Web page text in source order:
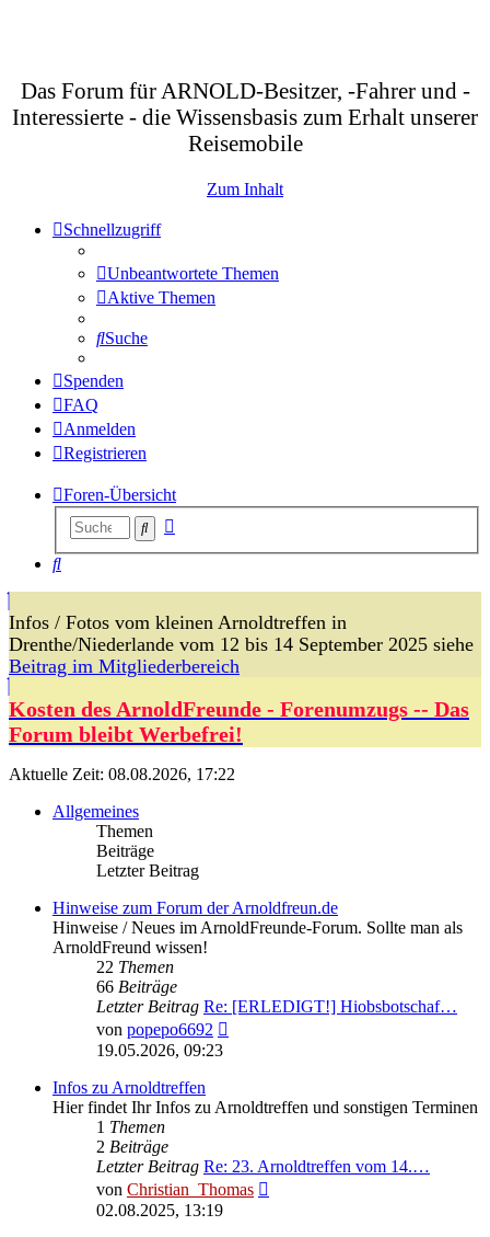
Das Forum für ARNOLD-Besitzer, -Fahrer und -
Interessierte - die Wissensbasis zum Erhalt unserer
Reisemobile
Zum Inhalt
Schnellzugriff
Unbeantwortete Themen
Aktive Themen
Suche
Spenden
FAQ
Anmelden
Registrieren
Foren-Übersicht
Suche
Suche
Infos / Fotos vom kleinen Arnoldtreffen in
Drenthe/Niederlande vom 12 bis 14 September 2025 siehe
Beitrag im Mitgliederbereich
Kosten des ArnoldFreunde - Forenumzugs -- Das
Forum bleibt Werbefrei!
Aktuelle Zeit: 08.08.2026, 17:22
Allgemeines
Themen
Beiträge
Letzter Beitrag
Hinweise zum Forum der Arnoldfreun.de
Hinweise / Neues im ArnoldFreunde-Forum. Sollte man als
ArnoldFreund wissen!
22 Themen
66 Beiträge
Letzter Beitrag Re: [ERLEDIGT!] Hiobsbotschaf…
von popepo6692
19.05.2026, 09:23
Infos zu Arnoldtreffen
Hier findet Ihr Infos zu Arnoldtreffen und sonstigen Terminen
1 Themen
2 Beiträge
Letzter Beitrag Re: 23. Arnoldtreffen vom 14.…
von Christian_Thomas
02.08.2025, 13:19